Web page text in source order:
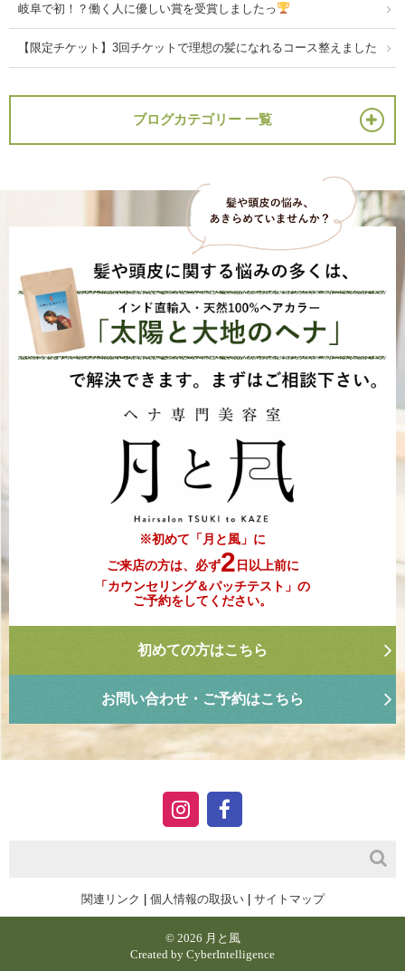
岐阜で初！？働く人に優しい賞を受賞しましたっ
【限定チケット】3回チケットで理想の髪になれるコース整えました
ブログカテゴリー 一覧
※初めて「月と風」に
ご来店の方は、必ず2 日以上前に
「カウンセリング＆パッチテスト」の
ご予約をしてください。
初めての方はこちら
お問い合わせ・ご予約はこちら
関連リンク 個人情報の取扱い| サイトマップ
© 2026 月と風
Created by CyberIntelligence